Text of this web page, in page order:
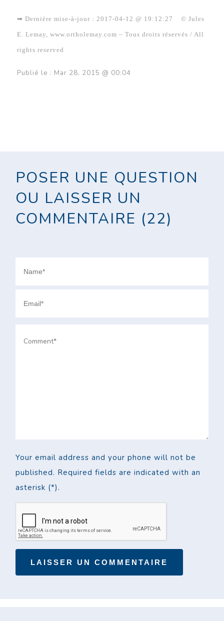
➡ Dernière mise-à-jour : 2017-04-12 @ 19:12:27 © Jules
E. Lemay, www.ortholemay.com – Tous droits réservés / All
rights reserved
Publié le : Mar 28, 2015 @ 00:04
POSER UNE QUESTION
OU LAISSER UN
COMMENTAIRE (22)
Your email address and your phone will not be
published. Required fields are indicated with an
asterisk (*).